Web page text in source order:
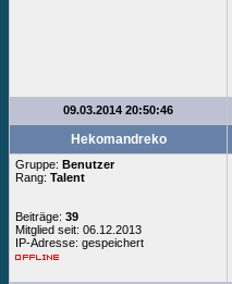
09.03.2014 20:50:46
Hekomandreko
Gruppe: Benutzer
Rang: Talent
Beiträge: 39
Mitglied seit: 06.12.2013
IP-Adresse: gespeichert